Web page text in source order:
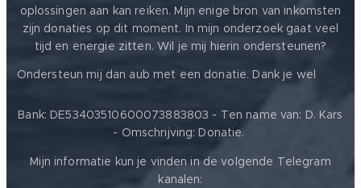
oplossingen aan kan reiken. Mijn enige bron van inkomsten
zijn donaties op dit moment. In mijn onderzoek gaat veel
tijd en energie zitten. Wil je mij hierin ondersteunen?
Ondersteun mij dan aub met een donatie. Dank je wel
Bank: DE53403510600073883803 - Ten name van: D. Kars
- Omschrijving: Donatie.
Mijn informatie kun je vinden in de volgende Telegram
kanalen: